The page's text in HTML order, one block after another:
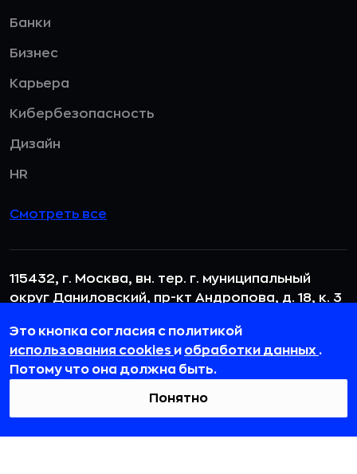
Банки
Бизнес
Карьера
Кибербезопасность
Дизайн
HR
Смотреть все
115432, г. Москва, вн. тер. г. муниципальный
округ Даниловский, пр-кт Андропова, д. 18, к. 3
team@rb.ru
Это кнопка согласия с политикой
использования cookies и обработки данных .
Потому что она должна быть.
Понятно